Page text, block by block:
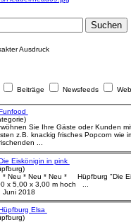
Suchen
Ausdruck
Beiträge Newsfeeds
Funfood
Sie Ihre Gäste oder Kunden mit
z.B. knackig frisches Popcorn wie
...
Eiskönigin in pink
Juni 2018
Elsa